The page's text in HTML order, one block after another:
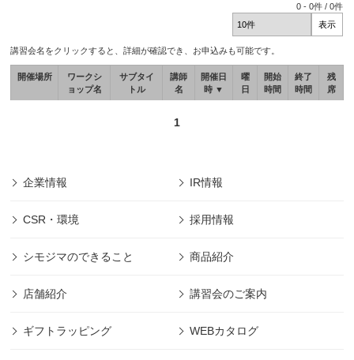
0 -0件 /0件
講習会名をクリックすると、詳細が確認でき、お申込みも可能です。
開催場所
ワークシ
ョップ名
サブタイ
トル
講師
名
開催日
時 ▼
曜
日
開始
時間
終了
時間
残
席
1
企業情報 IR情報
CSR・環境 採用情報
シモジマのできること 商品紹介
店舗紹介 講習会のご案内
ギフトラッピング WEBカタログ